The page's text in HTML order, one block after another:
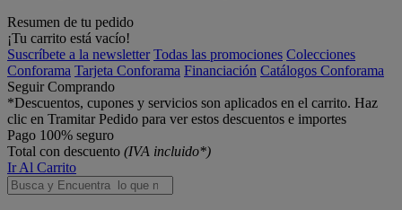
Resumen de tu pedido
¡Tu carrito está vacío!
Suscríbete a la newsletter Todas las promociones Colecciones
Conforama Tarjeta Conforama Financiación Catálogos Conforama
Seguir Comprando
*Descuentos, cupones y servicios son aplicados en el carrito. Haz
clic en Tramitar Pedido para ver estos descuentos e importes
Pago 100% seguro
Total con descuento (IVA incluido*)
Ir Al Carrito